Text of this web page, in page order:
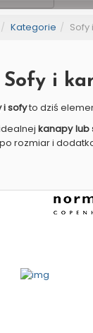
Kategorie Sofy
Sofy i
i sofyto dziś
kanapy lub
rozmiar i